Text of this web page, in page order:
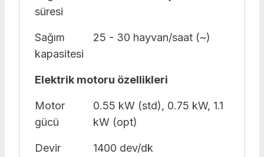
süresi
Sağım
kapasitesi
25 - 30 hayvan/saat (~)
Elektrik motoru özellikleri
Motor
gücü
0.55 kW (std), 0.75 kW, 1.1
kW (opt)
Devir 1400 dev/dk